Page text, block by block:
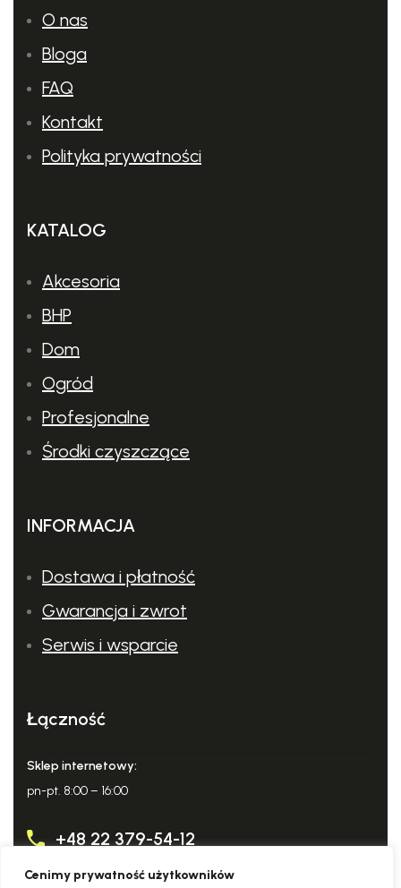
Cenimy prywatność użytkowników
O nas
Bloga
FAQ
Kontakt
Polityka prywatności
KATALOG
Akcesoria
BHP
Dom
Ogród
Profesjonalne
Środki czyszczące
INFORMACJA
Dostawa i płatność
Gwarancja i zwrot
Serwis i wsparcie
Łączność
Sklep internetowy:
pn-pt. 8:00 – 16:00
+48 22 379-54-12